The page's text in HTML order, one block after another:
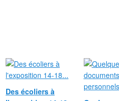
Des écoliers à